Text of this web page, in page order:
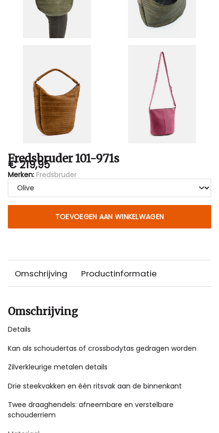
Fredsbruder 101-971s
€ 219,95
Merken: Fredsbruder
TOEVOEGEN AAN WINKELWAGEN
Omschrijving Productinformatie
Omschrijving
Details
Kan als schoudertas of crossbodytas gedragen worden
Zilverkleurige metalen details
Drie steekvakken en één ritsvak aan de binnenkant
Twee draaghendels: afneembare en verstelbare
schouderriem